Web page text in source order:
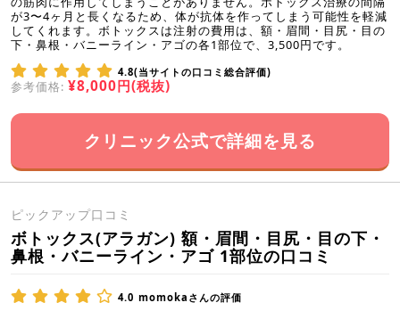
が3〜4ヶ月と長くなるため、体が抗体を作ってしまう可能性を軽減
してくれます。ボトックスは注射の費用は、額・眉間・目尻・目の
下・鼻根・バニーライン・アゴの各1部位で、3,500円です。
4.8(当サイトの口コミ総合評価)
参考価格: ¥8,000円(税抜)
クリニック公式で詳細を見る
ピックアップ口コミ
ボトックス(アラガン) 額・眉間・目尻・目の下・
鼻根・バニーライン・アゴ 1部位の口コミ
4.0 momokaさんの評価